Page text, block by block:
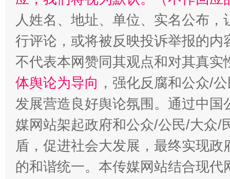
人姓名、地址、单位、实名公布
行评论，或将被反映投诉举报的
不代表本网赞同其观点和对其真实
体舆论为导向 ，强化反腐和公众/
发展营造良好舆论氛围。通过中
媒网站架起政府和公众/公民/大众/
盾，促进社会大发展，最终实现
的和谐统一。本传媒网站结合现